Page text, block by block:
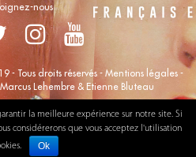
nous
- Tous droits réservés - Mentions légales -
Marcus Lehembre & Etienne Bluteau
la meilleure expérience sur notre site. Si
considérerons que vous acceptez l'utilisation
Ok